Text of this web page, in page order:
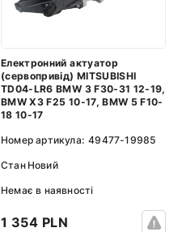
Електронний актуатор
(сервопривід) MITSUBISHI
TD04-LR6 BMW 3 F30-31 12-19,
BMW X3 F25 10-17, BMW 5 F10-
18 10-17
Номер артикула: 49477-19985
Стан Новий
Немає в наявності
1 354 PLN